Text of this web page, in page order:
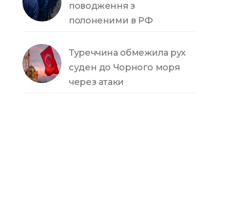
поводження з
полоненими в РФ
Туреччина обмежила рух
суден до Чорного моря
через атаки